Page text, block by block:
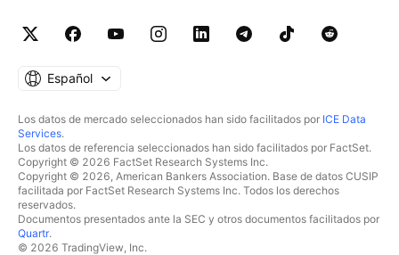
Español
Los datos de mercado seleccionados han sido facilitados por ICE Data
Services.
Los datos de referencia seleccionados han sido facilitados por FactSet.
Copyright © 2026 FactSet Research Systems Inc.
Copyright © 2026, American Bankers Association. Base de datos CUSIP
facilitada por FactSet Research Systems Inc. Todos los derechos
reservados.
Documentos presentados ante la SEC y otros documentos facilitados por
Quartr.
© 2026 TradingView, Inc.